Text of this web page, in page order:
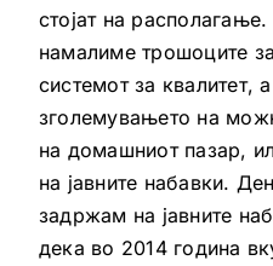
стојат на
намалиме трошоците
системот за квалитет,
зголемувањето на
на домашниот пазар,
на јавните набавки.
задржам на јавните
дека во 2014 година